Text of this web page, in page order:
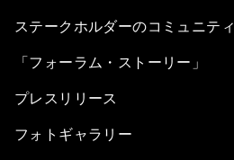
ステークホルダーのコミュニティ
「フォーラム・ストーリー」
プレスリリース
フォトギャラリー